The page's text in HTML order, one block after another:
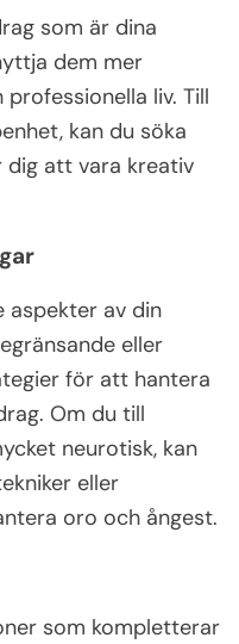
som är dina
dem mer
liv. Till
kan du söka
att vara kreativ
aspekter av din
eller
för att hantera
Om du till
neurotisk, kan
eller
oro och ångest.
som kompletterar